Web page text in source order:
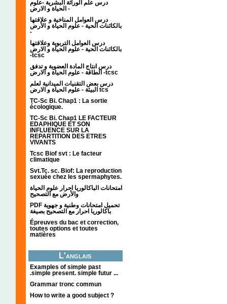
درس علم الوراثة البشرية -علوم
الحياة و الارض -
درس العوامل المناخية و علاقتها
بالكائنات الحية - علوم الحياة و الأرض
-
درس العوامل التربوية وعلاقتها
بالكائنات الحية - علوم الحياة و الارض
-tcsc
درس انتاج المادة العضوية و تدفق
الطاقة - علوم الحياة و الارض -tcsc
درس بعض التقنيات الميدانية لعلم
البيئة - علوم الحياة و الارض tcs
TC-Sc Bi. Chap1 : La sortie
écologique.
TC-Sc Bi. Chap1 LE FACTEUR
EDAPHIQUE ET SON
INFLUENCE SUR LA
REPARTITION DES ETRES
VIVANTS
Tcsc Biof svt : Le facteur
climatique
Svt.Tc. sc. Biof: La reproduction
sexuée chez les spermaphytes.
امتحانات الباكالوريا احرار علوم الحياة
والأرض مع التصحيح
PDF تحميل امتحانات وطنية و جهوية
باكالوريا احرار مع التصحيح بصيغة
Épreuves du bac et correction,
toutes options et toutes
matières
L'anglais
Examples of simple past
.simple present. simple futur ...
Grammar tronc commun
How to write a good subject ?